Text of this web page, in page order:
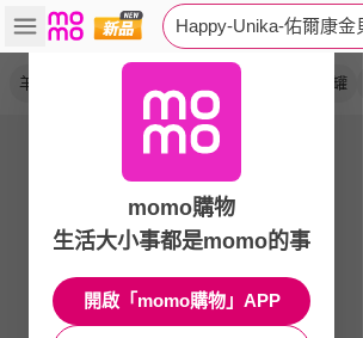
Happy-Unika-佑爾康金
羊奶粉 藍罐
momo購物
生活大小事都是momo的事
開啟「momo購物」APP